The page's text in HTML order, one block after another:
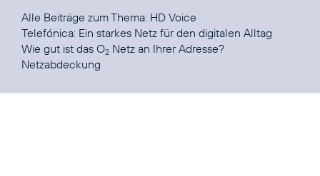
Alle Beiträge zum Thema: HD Voice
Telefónica: Ein starkes Netz für den digitalen Alltag
Wie gut ist das O2 Netz an Ihrer Adresse?
Netzabdeckung